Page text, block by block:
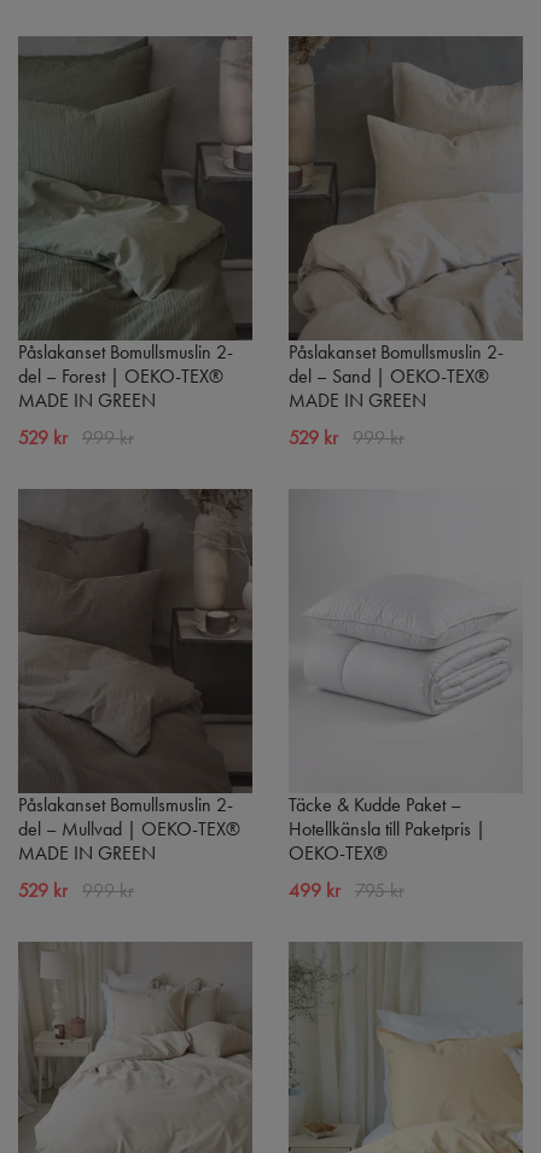
Påslakanset Bomullsmuslin 2-
del – Forest | OEKO-TEX®
MADE IN GREEN
529 kr 999 kr
Påslakanset Bomullsmuslin 2-
del – Sand | OEKO-TEX®
MADE IN GREEN
529 kr 999 kr
Påslakanset Bomullsmuslin 2-
del – Mullvad | OEKO-TEX®
MADE IN GREEN
529 kr 999 kr
Täcke & Kudde Paket –
Hotellkänsla till Paketpris |
OEKO-TEX®
499 kr 795 kr